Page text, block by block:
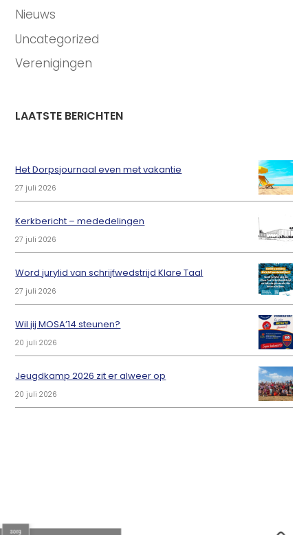
Nieuws
Uncategorized
Verenigingen
LAATSTE BERICHTEN
Het Dorpsjournaal even met vakantie
27 juli 2026
Kerkbericht – mededelingen
27 juli 2026
Word jurylid van schrijfwedstrijd Klare Taal
27 juli 2026
Wil jij MOSA’14 steunen?
20 juli 2026
Jeugdkamp 2026 zit er alweer op
20 juli 2026